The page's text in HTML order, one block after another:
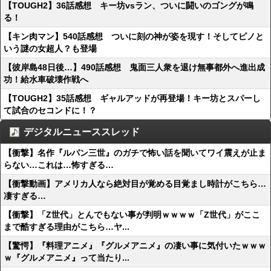
【TOUGH2】36話感想 キー坊vsラン、ついに闘いのゴングが鳴
る！
【キン肉マン】540話感想 ついに刻の神が姿を現す！そしてピノと
いう謎の女超人？も登場
【彼岸島48日後…】490話感想 鬼面三人衆を退け無事都外へ進出成
功！給水車破壊作戦へ
【TOUGH2】35話感想 ギャルアッドが再登場！キー坊とスパーし
て試合のセコンドに！？
デジタルニューススレッド
【衝撃】名作『ルパン三世』のガチで怖い話を聞いてワイ震えが止ま
らない…これは…怖すぎる…
【衝撃動画】アメリカ人なら絶対目が覚める目覚まし時計がこちら…
凄すぎる…
【衝撃】「Z世代」とんでもない事が判明ｗｗｗｗ「Z世代」がここ
まで酷すぎる理由がこちら…ヤ...
【驚愕】『料理アニメ』『グルメアニメ』の凄い事に気付いたｗｗｗ
ｗ『グルメアニメ』って当たり...